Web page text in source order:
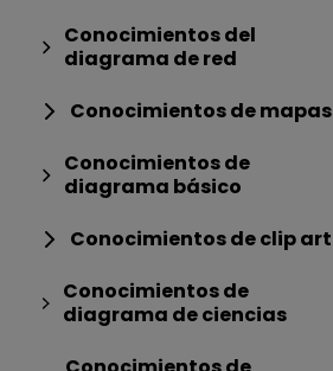
Conocimientos del
diagrama de red
Conocimientos de mapas
Conocimientos de
diagrama básico
Conocimientos de clip art
Conocimientos de
diagrama de ciencias